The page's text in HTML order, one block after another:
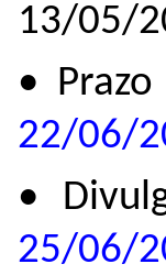
13/05/
•
22/06/
•
25/06/